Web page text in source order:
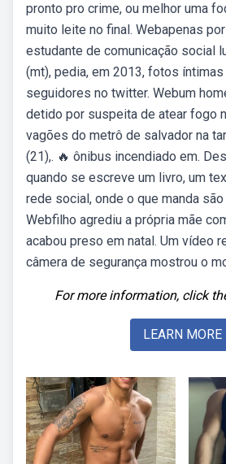
pronto pro crime, ou melhor uma
muito leite no final. Webapenas
estudante de comunicação social
(mt), pedia, em 2013, fotos
seguidores no twitter. Webum
detido por suspeita de atear fogo
vagões do metrô de salvador na
(21),. 🔥 ônibus incendiado em.
quando se escreve um livro, um
rede social, onde o que manda
Webfilho agrediu a própria mãe
acabou preso em natal. Um vídeo
câmera de segurança mostrou o
For more information, click
LEARN MORE